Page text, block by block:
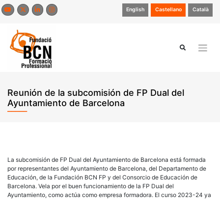
Saltar
al
English Castellano Català
Reunión de la subcomisión de FP Dual del
Ayuntamiento de Barcelona
La subcomisión de FP Dual del Ayuntamiento de Barcelona está formada
por representantes del Ayuntamiento de Barcelona, del Departamento de
Educación, de la Fundación BCN FP y del Consorcio de Educación de
Barcelona. Vela por el buen funcionamiento de la FP Dual del
Ayuntamiento, como actúa como empresa formadora. El curso 2023-24 ya